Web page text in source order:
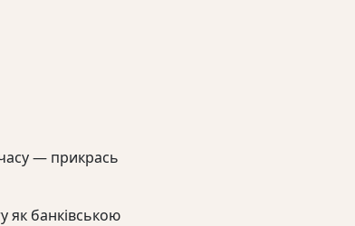
— прикрась
як банківською